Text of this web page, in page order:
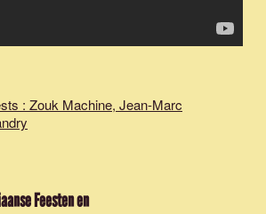
: Zouk Machine, Jean-Marc
Feesten en